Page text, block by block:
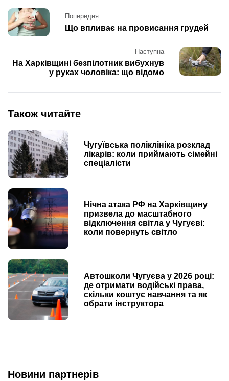
Post
navigation
Попередня
Що впливає на провисання грудей
Наступна
На Харківщині безпілотник вибухнув
у руках чоловіка: що відомо
Також читайте
Чугуївська поліклініка розклад
лікарів: коли приймають сімейні
спеціалісти
Нічна атака РФ на Харківщину
призвела до масштабного
відключення світла у Чугуєві:
коли повернуть світло
Автошколи Чугуєва у 2026 році:
де отримати водійські права,
скільки коштує навчання та як
обрати інструктора
Новини партнерів